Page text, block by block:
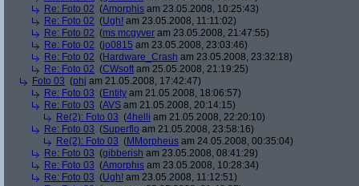
Re: Foto 02 (Amorphis am 23.05.2008, 10:25:43)
Re: Foto 02 (Ugh! am 23.05.2008, 11:11:02)
Re: Foto 02 (ms mcgyver am 23.05.2008, 21:47:55)
Re: Foto 02 (jo0815 am 23.05.2008, 23:03:46)
Re: Foto 02 (Hardware_Crash am 23.05.2008, 23:32:18)
Re: Foto 02 (CWsoft am 25.05.2008, 21:19:25)
Foto 03 (phj am 21.05.2008, 17:42:47)
Re: Foto 03 (Entity am 21.05.2008, 18:06:57)
Re: Foto 03 (AVS am 21.05.2008, 20:14:15)
Re(2): Foto 03 (4helli am 21.05.2008, 22:20:10)
Re: Foto 03 (Superflo am 21.05.2008, 23:58:16)
Re(2): Foto 03 (MMorpheus am 24.05.2008, 00:35:04)
Re: Foto 03 (gibberish am 23.05.2008, 08:41:29)
Re: Foto 03 (Amorphis am 23.05.2008, 10:28:34)
Re: Foto 03 (Ugh! am 23.05.2008, 11:12:51)